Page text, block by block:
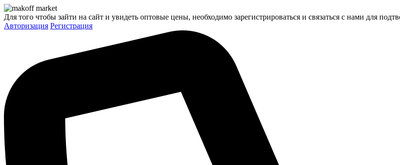
Для того чтобы зайти на сайт и увидеть оптовые цены, необходимо зарегистрироваться и связаться с нами для
Авторизация Регистрация